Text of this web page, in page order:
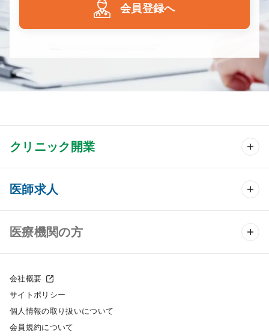
会員登録へ
クリニック開業
クリニック開業 TOP
クリニック物件検索
クリニックの開業スタイル
クリニック開業までの流れ
医師求人
医師求人 TOP
常勤求人検索
非常勤求人検索
スポット求人検索
医療機関の方
採用をお考えの医療機関の方
会社概要
サイトポリシー
個人情報の取り扱いについて
会員規約について